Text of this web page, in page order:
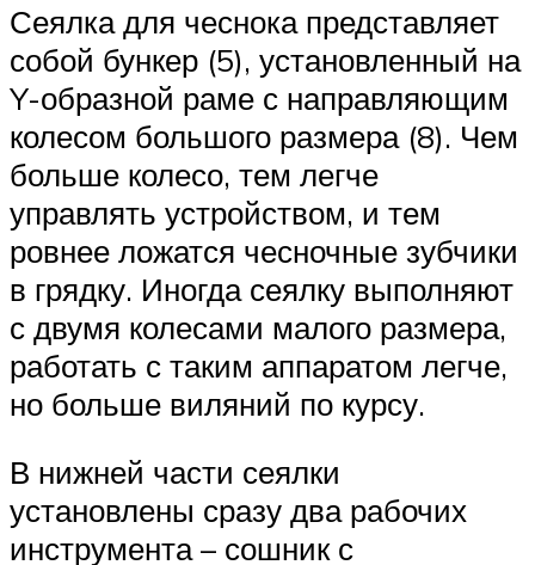
Сеялка для чеснока представляет
собой бункер (5), установленный на
Y-образной раме с направляющим
колесом большого размера (8). Чем
больше колесо, тем легче
управлять устройством, и тем
ровнее ложатся чесночные зубчики
в грядку. Иногда сеялку выполняют
с двумя колесами малого размера,
работать с таким аппаратом легче,
но больше виляний по курсу.
В нижней части сеялки
установлены сразу два рабочих
инструмента – сошник с